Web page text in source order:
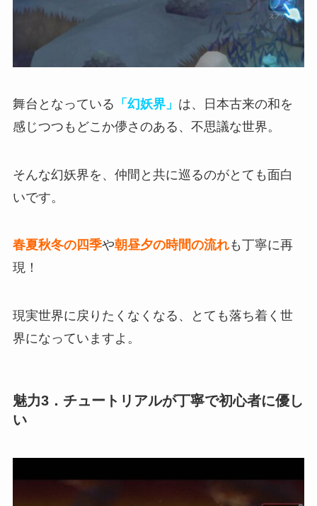
舞台となっている 「幻妖界」 は、日本古来の和を
感じつつもどこか儚さのある、不思議な世界。
そんな幻妖界を、仲間と共に巡るのがとても面白
いです。
春夏秋冬の四季や朝昼夕の時間の流れも丁寧に再
現！
現実世界に戻りたくなくなる、とても落ち着く世
界になっていますよ。
魅力3．チュートリアルが丁寧で初心者に優し
い